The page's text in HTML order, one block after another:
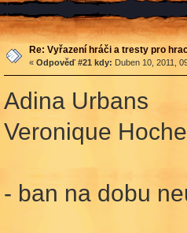
Re: Vyřazení hráči a tresty pro
« Odpověď #21 kdy: Duben 10, 2011,
Adina Urbans
Veronique
- ban na dobu